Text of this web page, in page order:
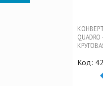
Код: